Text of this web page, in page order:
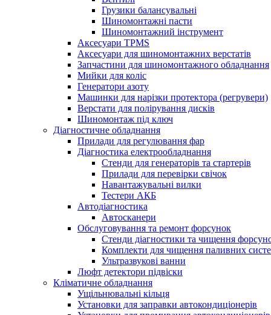
Грузики балансувальні
Шиномонтажні пасти
Шиномонтажний інструмент
Аксесуари TPMS
Аксесуари для шиномонтажних верстатів
Запчастини для шиномонтажного обладнання
Мийки для коліс
Генератори азоту
Машинки для нарізки протектора (регрувери)
Верстати для полірування дисків
Шиномонтаж під ключ
Діагностичне обладнання
Прилади для регулювання фар
Діагностика електрообладнання
Стенди для генераторів та стартерів
Прилади для перевірки свічок
Навантажувальні вилки
Тестери АКБ
Автодіагностика
Автосканери
Обслуговування та ремонт форсунок
Стенди діагностики та чищення
Комплекти для чищення паливних
Ультразвукові ванни
Люфт детектори підвіски
Кліматичне обладнання
Ущільнювальні кільця
Установки для заправки автокондиціонерів